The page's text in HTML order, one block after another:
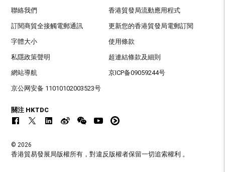
聯絡我們 香港貿發局流動應用程式
訂閱商貿全接觸電郵通訊 更新您的香港貿發局電郵訂閱
字體大小 使用條款
私隱政策聲明 超連結條款及細則
網站導航 京ICP备09059244号
京公网安备 11010102003523号
關注 HKTDC
© 2026
香港貿易發展局版權所有，對違反版權者保留一切追索權利 。